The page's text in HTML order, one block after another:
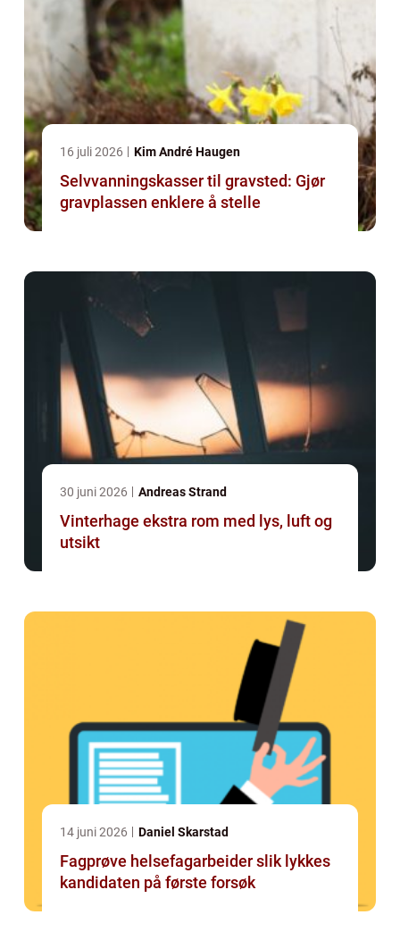
16 juli 2026 Kim André Haugen
Selvvanningskasser til gravsted: Gjør
gravplassen enklere å stelle
30 juni 2026 Andreas Strand
Vinterhage ekstra rom med lys, luft og
utsikt
14 juni 2026 Daniel Skarstad
Fagprøve helsefagarbeider slik lykkes
kandidaten på første forsøk